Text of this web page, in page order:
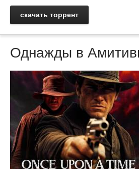
скачать торрент
Однажды в